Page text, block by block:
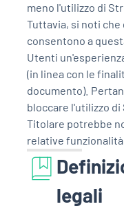
meno l'utilizzo di
Tuttavia, si noti
consentono a
Utenti
(in linea con le
documento).
bloccare l'utilizzo
Titolare potrebbe
relative funzionalità.
legali